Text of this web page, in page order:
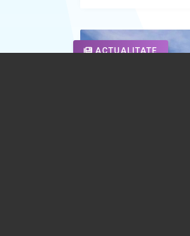
ACTUALITATE